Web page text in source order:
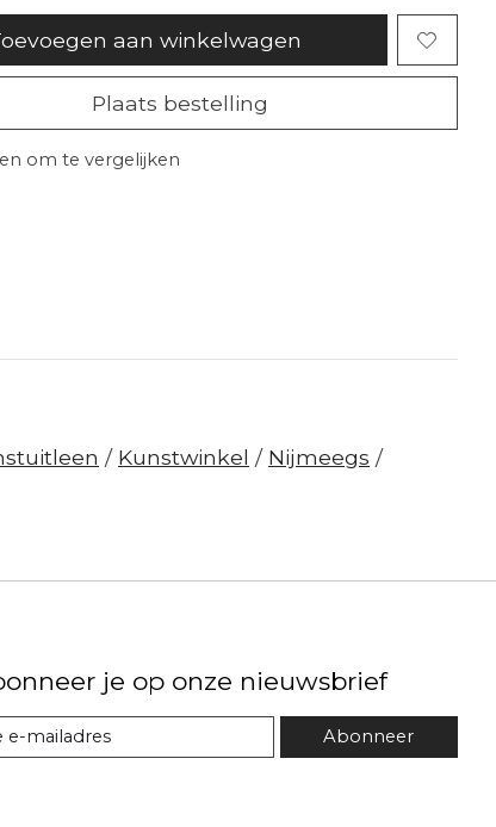
aan winkelwagen
Plaats bestelling
om te vergelijken
/ Kunstwinkel / Nijmeegs /
je op onze nieuwsbrief
Abonneer